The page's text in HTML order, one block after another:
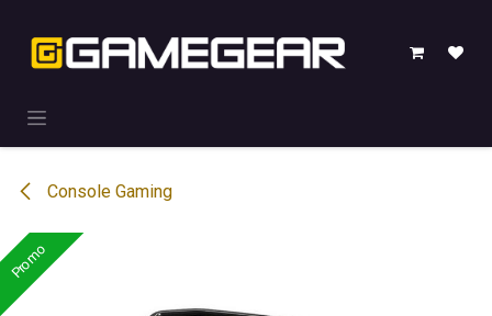
Console Gaming
Promo